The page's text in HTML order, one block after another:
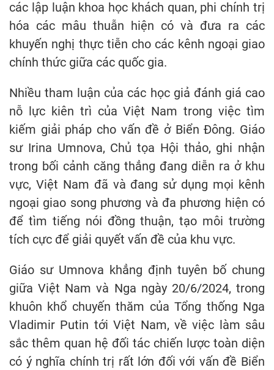
các lập luận khoa học khách quan, phi chính trị
hóa các mâu thuẫn hiện có và đưa ra các
khuyến nghị thực tiễn cho các kênh ngoại giao
chính thức giữa các quốc gia.
Nhiều tham luận của các học giả đánh giá cao
nỗ lực kiên trì của Việt Nam trong việc tìm
kiếm giải pháp cho vấn đề ở Biển Đông. Giáo
sư Irina Umnova, Chủ tọa Hội thảo, ghi nhận
trong bối cảnh căng thẳng đang diễn ra ở khu
vực, Việt Nam đã và đang sử dụng mọi kênh
ngoại giao song phương và đa phương hiện có
để tìm tiếng nói đồng thuận, tạo môi trường
tích cực để giải quyết vấn đề của khu vực.
Giáo sư Umnova khẳng định tuyên bố chung
giữa Việt Nam và Nga ngày 20/6/2024, trong
khuôn khổ chuyến thăm của Tổng thống Nga
Vladimir Putin tới Việt Nam, về việc làm sâu
sắc thêm quan hệ đối tác chiến lược toàn diện
có ý nghĩa chính trị rất lớn đối với vấn đề Biển